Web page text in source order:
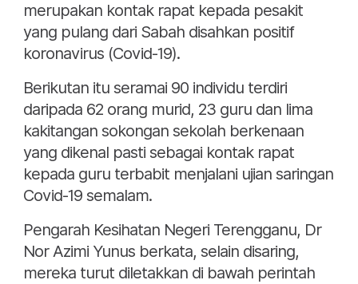
merupakan kontak rapat kepada pesakit
yang pulang dari Sabah disahkan positif
koronavirus (Covid-19).
Berikutan itu seramai 90 individu terdiri
daripada 62 orang murid, 23 guru dan lima
kakitangan sokongan sekolah berkenaan
yang dikenal pasti sebagai kontak rapat
kepada guru terbabit menjalani ujian saringan
Covid-19 semalam.
Pengarah Kesihatan Negeri Terengganu, Dr
Nor Azimi Yunus berkata, selain disaring,
mereka turut diletakkan di bawah perintah